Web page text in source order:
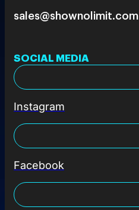
sales@shownolimit.com
SOCIAL MEDIA
Instagram
Facebook